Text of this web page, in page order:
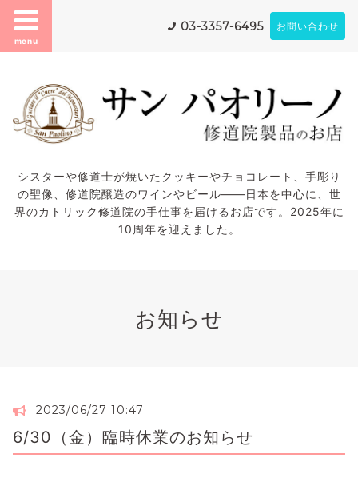
menu
03-3357-6495 お問い合わせ
シスターや修道士が焼いたクッキーやチョコレート、手彫り
の聖像、修道院醸造のワインやビール——日本を中心に、世
界のカトリック修道院の手仕事を届けるお店です。2025年に
10周年を迎えました。
お知らせ
2023/06/27 10:47
6/30（金）臨時休業のお知らせ